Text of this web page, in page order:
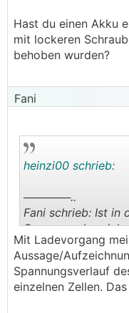
Hast du einen Akku
mit lockeren
behoben wurden?
Fani
heinzi00 schrieb:
──────..
Fani schrieb: Ist in
Aber ohne zu
vorher
Einschätzung
Mit Ladevorgang
Aussage/
Spannungsverlauf
einzelnen Zellen.